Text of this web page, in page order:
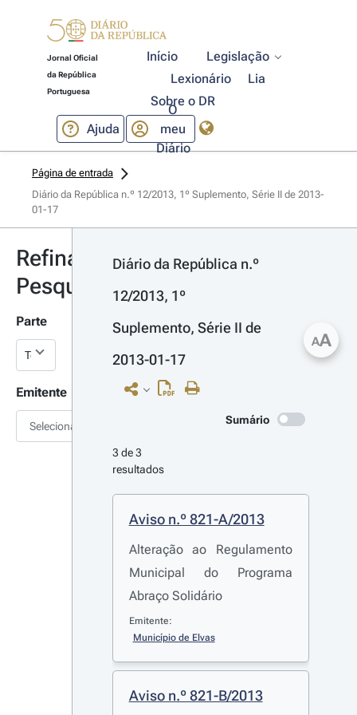
Jornal Oficial
da República
Portuguesa
Início
Legislação
Lexionário
Lia
Sobre o DR
Ajuda
O
meu
Diário
Página de entrada
Diário da República n.º 12/2013, 1º Suplemento, Série II de 2013-
01-17
Refinar
Pesquisa
Parte
Emitente
Selecionar
Diário da República n.º
12/2013, 1º
Suplemento, Série II de
2013-01-17
Sumário
3 de 3
resultados
Aviso n.º 821-A/2013
Alteração ao Regulamento
Municipal do Programa
Abraço Solidário
Emitente:
Município de Elvas
Aviso n.º 821-B/2013
AA